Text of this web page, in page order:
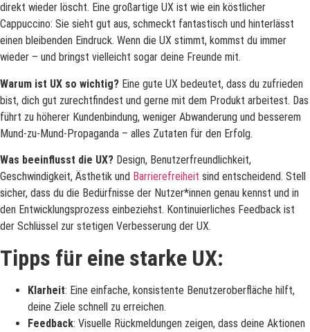
direkt wieder löscht. Eine großartige UX ist wie ein köstlicher
Cappuccino: Sie sieht gut aus, schmeckt fantastisch und hinterlässt
einen bleibenden Eindruck. Wenn die UX stimmt, kommst du immer
wieder – und bringst vielleicht sogar deine Freunde mit.
Warum ist UX so wichtig? Eine gute UX bedeutet, dass du zufrieden
bist, dich gut zurechtfindest und gerne mit dem Produkt arbeitest. Das
führt zu höherer Kundenbindung, weniger Abwanderung und besserem
Mund-zu-Mund-Propaganda – alles Zutaten für den Erfolg.
Was beeinflusst die UX? Design, Benutzerfreundlichkeit,
Geschwindigkeit, Ästhetik und Barrierefreiheit sind entscheidend. Stell
sicher, dass du die Bedürfnisse der Nutzer*innen genau kennst und in
den Entwicklungsprozess einbeziehst. Kontinuierliches Feedback ist
der Schlüssel zur stetigen Verbesserung der UX.
Tipps für eine starke UX:
Klarheit: Eine einfache, konsistente Benutzeroberfläche hilft,
deine Ziele schnell zu erreichen.
Feedback: Visuelle Rückmeldungen zeigen, dass deine Aktionen